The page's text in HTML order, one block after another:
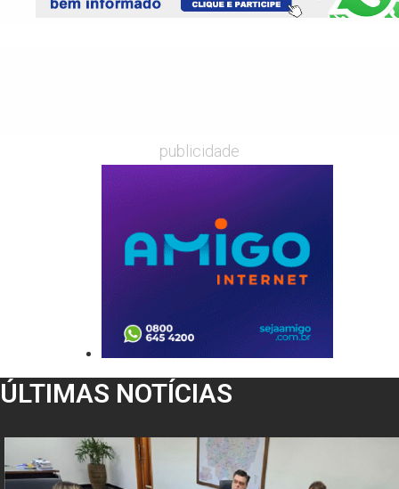
publicidade
ÚLTIMAS NOTÍCIAS